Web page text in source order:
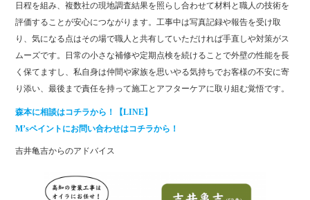
日程を組み、複数社の現地調査結果を照らし合わせて材料と職人の技術を
評価することが安心につながります。工事中は写真記録や報告を受け取
り、気になる点はその場で職人と共有していただければ手直しや対策がス
ムーズです。日常の小さな補修や定期点検を続けることで外壁の性能を長
く保てますし、私自身は仲間や家族を思いやる気持ちでお客様の不安に寄
り添い、最後まで責任を持って施工とアフターケアに取り組む覚悟です。
森本に相談はコチラから！【LINE】
M’sペイントにお問い合わせはコチラから！
吉井亀吉からのアドバイス